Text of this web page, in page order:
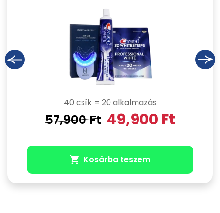
40 csík = 20 alkalmazás
57,900Ft 49,900 Ft
Kosárba teszem